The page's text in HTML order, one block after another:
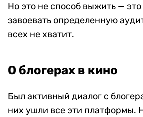
Но это не способ выжить —
завоевать определенную
всех не хватит.
О блогерах в кино
Был активный диалог с
них ушли все эти платформы.